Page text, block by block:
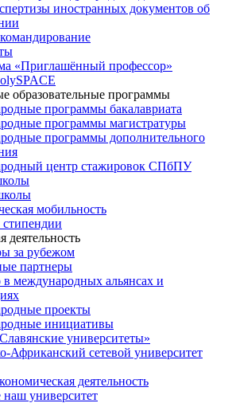
иностранных документов об
«Приглашённый профессор»
образовательные программы
программы бакалавриата
программы магистратуры
программы дополнительного
центр стажировок СПбПУ
мобильность
деятельность
за рубежом
партнеры
в международных альянсах и
проекты
инициативы
университеты»
Африканский сетевой университет
деятельность
наш университет